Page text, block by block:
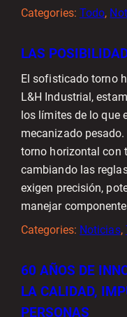
Categories: Todo,
LAS
El sofisticado torno
L&H Industrial,
los límites de lo que
mecanizado
torno horizontal con
cambiando las
exigen precisión,
manejar
Categories: Noticias,
60 AÑOS DE
LA CALIDAD,
PERSONAS